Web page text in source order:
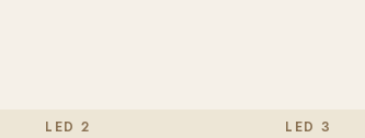
LED 2 LED 3